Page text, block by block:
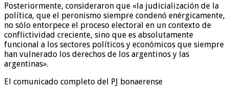
Posteriormente, consideraron que «la judicialización de la
política, que el peronismo siempre condenó enérgicamente,
no sólo entorpece el proceso electoral en un contexto de
conflictividad creciente, sino que es absolutamente
funcional a los sectores políticos y económicos que siempre
han vulnerado los derechos de los argentinos y las
argentinas».
El comunicado completo del PJ bonaerense